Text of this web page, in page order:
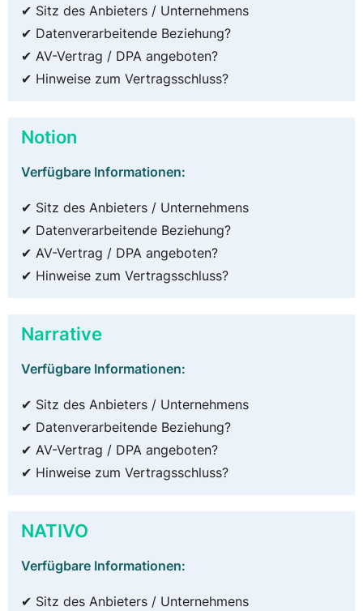
✔ Sitz des Anbieters / Unternehmens
✔ Datenverarbeitende Beziehung?
✔ AV-Vertrag / DPA angeboten?
✔ Hinweise zum Vertragsschluss?
Notion
Verfügbare Informationen:
✔ Sitz des Anbieters / Unternehmens
✔ Datenverarbeitende Beziehung?
✔ AV-Vertrag / DPA angeboten?
✔ Hinweise zum Vertragsschluss?
Narrative
Verfügbare Informationen:
✔ Sitz des Anbieters / Unternehmens
✔ Datenverarbeitende Beziehung?
✔ AV-Vertrag / DPA angeboten?
✔ Hinweise zum Vertragsschluss?
NATIVO
Verfügbare Informationen:
✔ Sitz des Anbieters / Unternehmens